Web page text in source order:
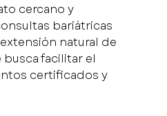
cercano y
bariátricas
natural de
facilitar el
certificados y